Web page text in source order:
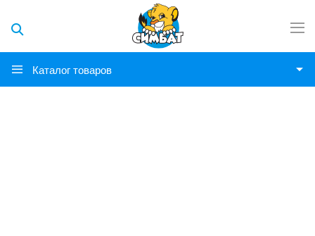
Каталог товаров